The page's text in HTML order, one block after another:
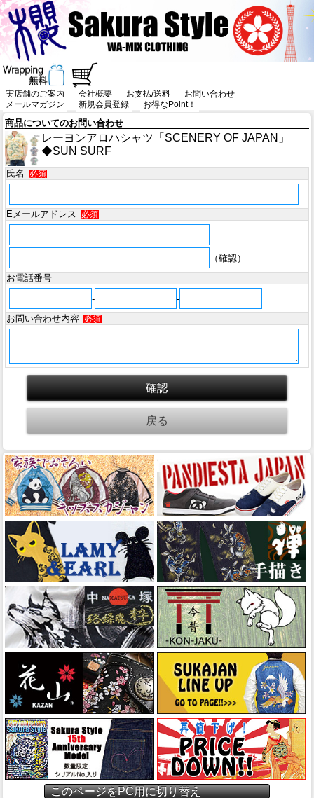
実店舗のご案内 会社概要 お支払/送料
お問い合わせ
メールマガジン
新規会員登録 お得なPoint！
商品についてのお問い合わせ
レーヨンアロハシャツ「SCENERY OF JAPAN」
◆SUN SURF
氏名 必須
Eメールアドレス 必須
（確認）
お電話番号
-
-
お問い合わせ内容
必須
このページをPC用に切り替え